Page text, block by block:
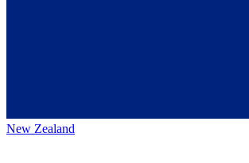
New Zealand